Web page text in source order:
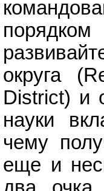
округа
District) и
науки
чему
еще и